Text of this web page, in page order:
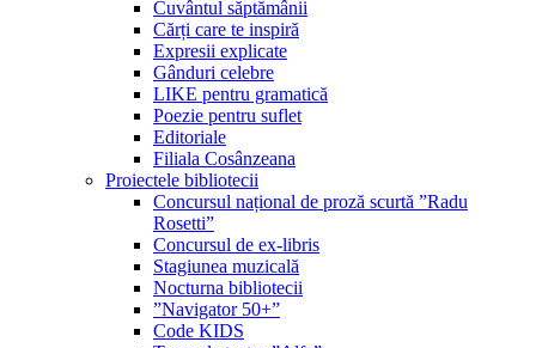
Cuvântul săptămânii
Cărți care te inspiră
Expresii explicate
Gânduri celebre
LIKE pentru gramatică
Poezie pentru suflet
Editoriale
Filiala Cosânzeana
Proiectele bibliotecii
Concursul național de proză scurtă ”Radu
Rosetti”
Concursul de ex-libris
Stagiunea muzicală
Nocturna bibliotecii
”Navigator 50+”
Code KIDS